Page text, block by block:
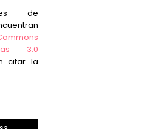
de
3.0
citar la